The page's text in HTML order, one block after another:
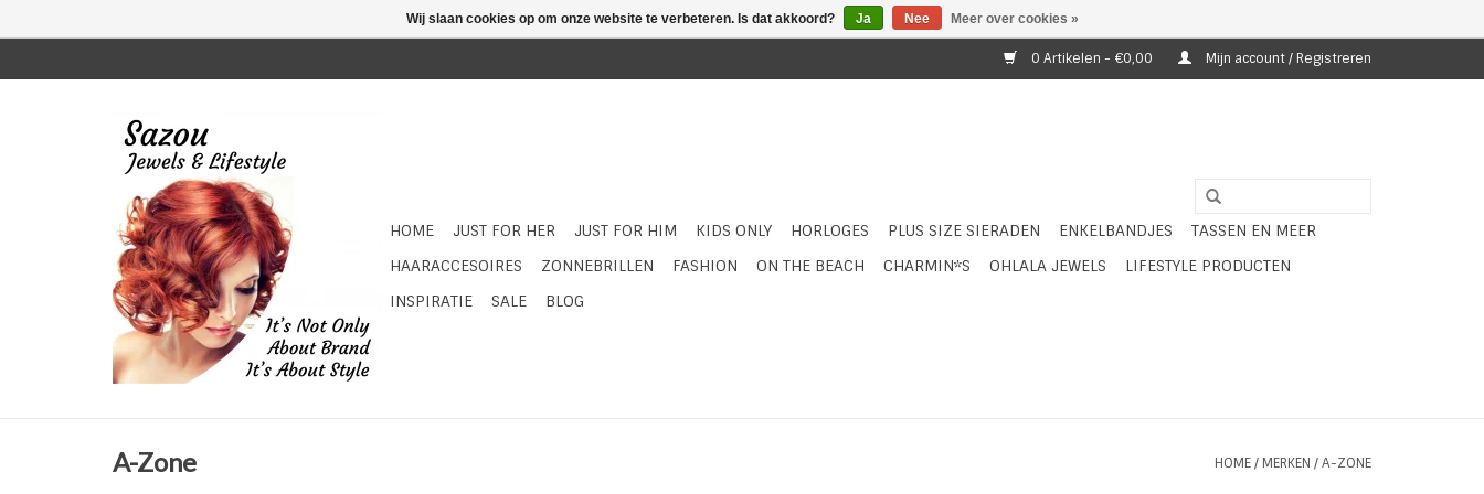
0 Artikelen - €0,00 Mijn account / Registreren
HOME JUST FOR HER JUST FOR HIM KIDS ONLY HORLOGES PLUS SIZE SIERADEN ENKELBANDJES
TASSEN EN MEER
HAARACCESOIRES
ZONNEBRILLEN FASHION ON THE BEACH CHARMIN*S OHLALA JEWELS
LIFESTYLE PRODUCTEN
INSPIRATIE
SALE BLOG
A-Zone HOME/ MERKEN /A-ZONE
Wij slaan cookies op om onze website te verbeteren. Is dat akkoord? Ja Nee Meer over cookies »